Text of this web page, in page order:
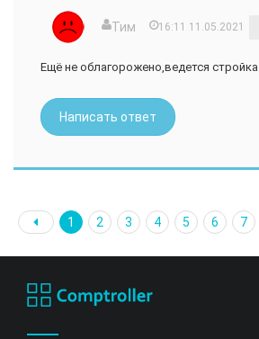
Тим 16:11 11.05.2021
Ещё не облагорожено,ведется стройка
Написать ответ
1 2 3 4 5 6 7